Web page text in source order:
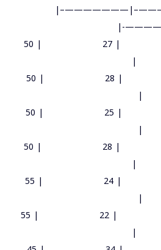
|—————-
| 27
| 50
|
| 28
| 50
|
| 25
| 50
|
| 28
| 50
|
| 24
| 55
|
| 22
| 55
|